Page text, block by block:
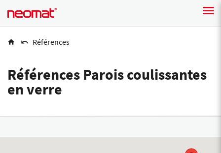
Références
Références Parois coulissantes
en verre